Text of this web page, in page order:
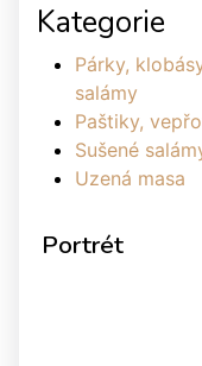
Kategorie
Párky,
salámy
Paštiky,
Sušené
Uzená masa
Portrét